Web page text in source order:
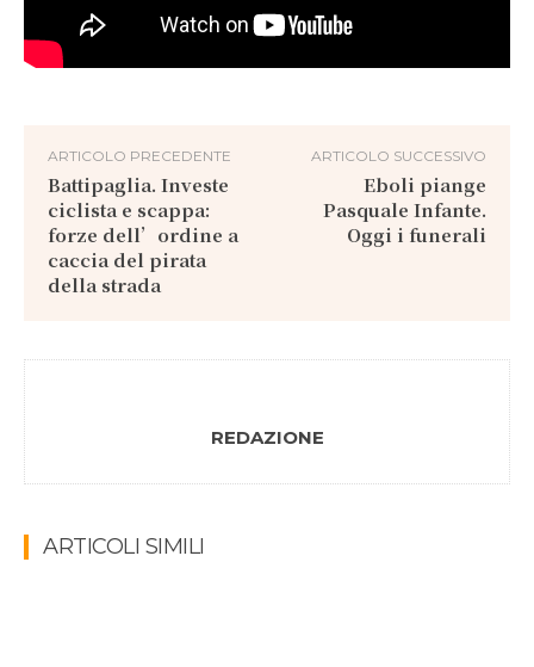
ARTICOLO PRECEDENTE
Battipaglia. Investe
ciclista e scappa:
forze dell’ordine a
caccia del pirata
della strada
ARTICOLO SUCCESSIVO
Eboli piange
Pasquale Infante.
Oggi i funerali
REDAZIONE
ARTICOLI SIMILI